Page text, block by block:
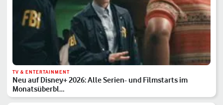
TV & ENTERTAINMENT
Neu auf Disney+ 2026: Alle Serien- und Filmstarts im
Monatsüberbl…